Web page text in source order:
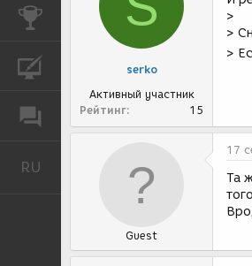
КОНКУРСЫ
ФОРУМ
RU
serko
Активный участник
Рейтинг
15
>
>
>
Guest
17
Та